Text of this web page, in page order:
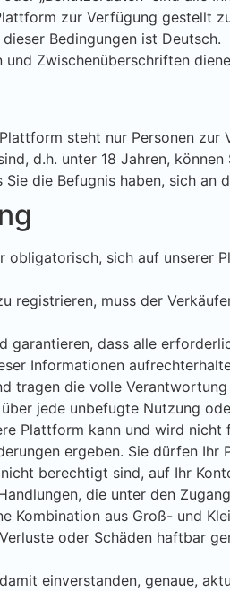
zur Verfügung gestellt
Bedingungen ist Deutsch.
und Zwischenüberschriften
steht nur Personen zur
d.h. unter 18 Jahren,
Sie die Befugnis haben, sich an
obligatorisch, sich auf unserer
registrieren, muss der
garantieren, dass alle
Informationen
tragen die volle
jede unbefugte Nutzung
Plattform kann und wird
ergeben. Sie dürfen
berechtigt sind, auf Ihr
die unter den
Kombination aus Groß- und
oder Schäden haftbar
einverstanden, genaue,